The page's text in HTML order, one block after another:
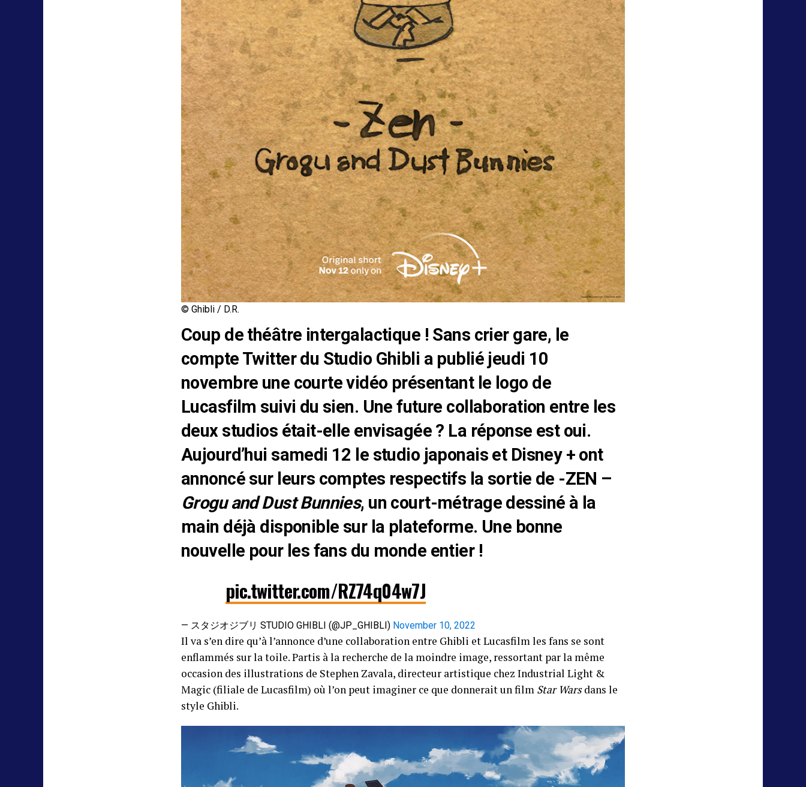
© Ghibli / D.R.
Coup de théâtre intergalactique ! Sans crier gare, le
compte Twitter du Studio Ghibli a publié jeudi 10
novembre une courte vidéo présentant le logo de
Lucasfilm suivi du sien. Une future collaboration entre les
deux studios était-elle envisagée ? La réponse est oui.
Aujourd’hui samedi 12 le studio japonais et Disney + ont
annoncé sur leurs comptes respectifs la sortie de -ZEN –
Grogu and Dust Bunnies, un court-métrage dessiné à la
main déjà disponible sur la plateforme. Une bonne
nouvelle pour les fans du monde entier !
pic.twitter.com/RZ74q04w7J
— スタジオジブリ STUDIO GHIBLI (@JP_GHIBLI) November 10, 2022
Il va s’en dire qu’à l’annonce d’une collaboration entre Ghibli et Lucasfilm les fans se sont
enflammés sur la toile. Partis à la recherche de la moindre image, ressortant par la même
occasion des illustrations de Stephen Zavala, directeur artistique chez Industrial Light &
Magic (filiale de Lucasfilm) où l’on peut imaginer ce que donnerait un film Star Warsdans le
style Ghibli.